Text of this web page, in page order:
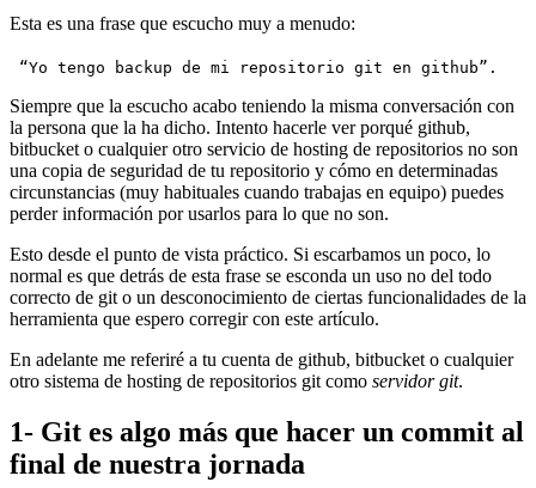
Esta es una frase que escucho muy a menudo:
“Yo tengo backup de mi repositorio git en github”.
Siempre que la escucho acabo teniendo la misma conversación con
la persona que la ha dicho. Intento hacerle ver porqué github,
bitbucket o cualquier otro servicio de hosting de repositorios no son
una copia de seguridad de tu repositorio y cómo en determinadas
circunstancias (muy habituales cuando trabajas en equipo) puedes
perder información por usarlos para lo que no son.
Esto desde el punto de vista práctico. Si escarbamos un poco, lo
normal es que detrás de esta frase se esconda un uso no del todo
correcto de git o un desconocimiento de ciertas funcionalidades de la
herramienta que espero corregir con este artículo.
En adelante me referiré a tu cuenta de github, bitbucket o cualquier
otro sistema de hosting de repositorios git como servidor git.
1- Git es algo más que hacer un commit al
final de nuestra jornada